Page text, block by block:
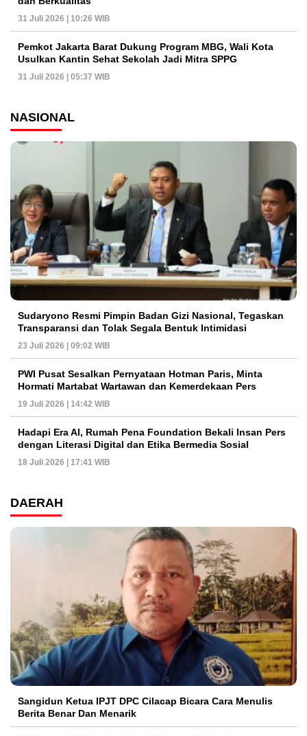
31 Juli 2026 | 10:26 WIB
Pemkot Jakarta Barat Dukung Program MBG, Wali Kota
Usulkan Kantin Sehat Sekolah Jadi Mitra SPPG
31 Juli 2026 | 05:37 WIB
NASIONAL
Sudaryono Resmi Pimpin Badan Gizi Nasional, Tegaskan
Transparansi dan Tolak Segala Bentuk Intimidasi
23 Juli 2026 | 09:02 WIB
PWI Pusat Sesalkan Pernyataan Hotman Paris, Minta
Hormati Martabat Wartawan dan Kemerdekaan Pers
19 Juli 2026 | 14:42 WIB
Hadapi Era AI, Rumah Pena Foundation Bekali Insan Pers
dengan Literasi Digital dan Etika Bermedia Sosial
18 Juli 2026 | 17:41 WIB
DAERAH
Sangidun Ketua IPJT DPC Cilacap Bicara Cara Menulis
Berita Benar Dan Menarik